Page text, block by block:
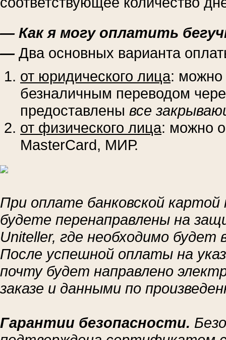
— Как я могу оплатить
— Два основных варианта
от юридического лица: можно
безналичным переводом
предоставлены все
от физического лица: можно
MasterCard, МИР.
При оплате банковской
будете перенаправлены на
Uniteller, где необходимо
После успешной оплаты на
почту будет направлено
заказе и данными по
Гарантии безопасности.